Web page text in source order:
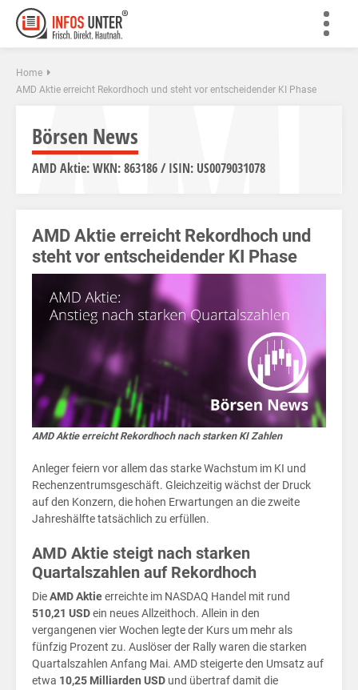
Home
AMD Aktie erreicht Rekordhoch und steht vor entscheidender KI Phase
Börsen News
AMD Aktie: WKN: 863186 / ISIN: US0079031078
AMD Aktie erreicht Rekordhoch und
steht vor entscheidender KI Phase
AMD Aktie erreicht Rekordhoch nach starken KI Zahlen
Anleger feiern vor allem das starke Wachstum im KI und
Rechenzentrumsgeschäft. Gleichzeitig wächst der Druck
auf den Konzern, die hohen Erwartungen an die zweite
Jahreshälfte tatsächlich zu erfüllen.
AMD Aktie steigt nach starken
Quartalszahlen auf Rekordhoch
DieAMD Aktieerreichte im NASDAQ Handel mit rund
510,21 USDein neues Allzeithoch. Allein in den
vergangenen vier Wochen legte der Kurs um mehr als
fünfzig Prozent zu. Auslöser der Rally waren die starken
Quartalszahlen Anfang Mai. AMD steigerte den Umsatz auf
etwa 10,25 Milliarden USD und übertraf damit die